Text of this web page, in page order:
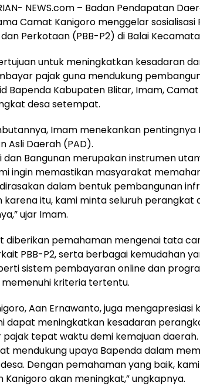
NEWS.com – Badan Pendapatan
Camat Kanigoro menggelar sosialisasi
Perkotaan (PBB-P2) di Balai
untuk meningkatkan kesadaran
pajak guna mendukung
Bapenda Kabupaten Blitar, Imam,
desa setempat.
Imam menekankan pentingnya
Asli Daerah (PAD).
dan Bangunan merupakan instrumen
ingin memastikan masyarakat
dalam bentuk pembangunan
karena itu, kami minta seluruh perangkat
ujar Imam.
diberikan pemahaman mengenai tata
PBB-P2, serta berbagai kemudahan
sistem pembayaran online dan
memenuhi kriteria tertentu.
Aan Ernawanto, juga mengapresiasi
dapat meningkatkan kesadaran
tepat waktu demi kemajuan daerah.
mendukung upaya Bapenda dalam
Dengan pemahaman yang baik,
Kanigoro akan meningkat,” ungkapnya.